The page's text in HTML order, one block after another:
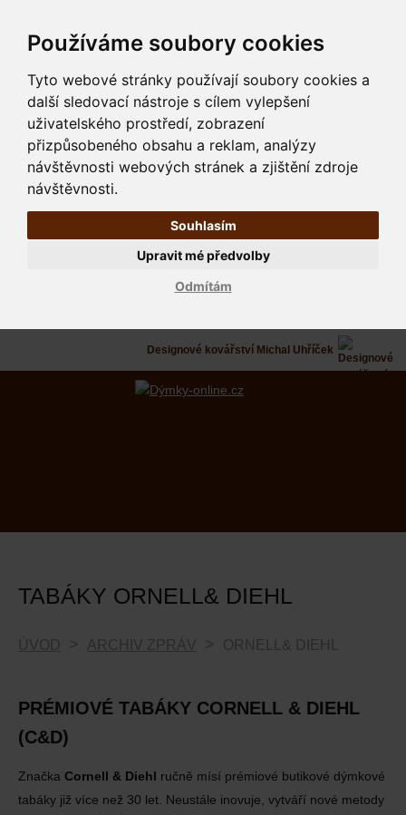
Používáme soubory cookies
Tyto webové stránky používají soubory cookies a
další sledovací nástroje s cílem vylepšení
uživatelského prostředí, zobrazení
přizpůsobeného obsahu a reklam, analýzy
návštěvnosti webových stránek a zjištění zdroje
návštěvnosti.
Souhlasím
Odmítám
Upravit mé předvolby
Designové kovářství Michal Uhříček
TABÁKY ORNELL& DIEHL
ÚVOD ARCHIV ZPRÁV ORNELL& DIEHL
PRÉMIOVÉ TABÁKY CORNELL & DIEHL
(C&D)
Značka Cornell & Diehl ručně mísí prémiové butikové dýmkové
tabáky již více než 30 let. Neustále inovuje, vytváří nové metody